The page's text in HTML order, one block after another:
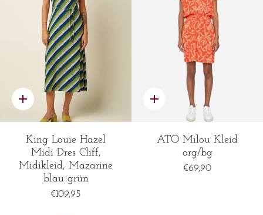
Schnelles
Hinzufügen
King Louie Hazel
Midi Dres Cliff,
Midikleid, Mazarine
blau grün
€109,95
Schnelles
Hinzufügen
ATO Milou Kleid
org/bg
€69,90